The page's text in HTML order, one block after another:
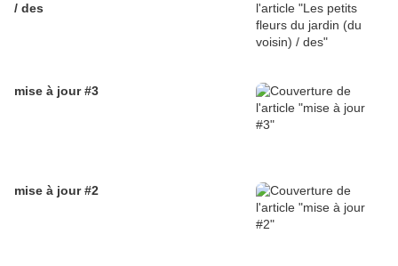
/ des
mise à jour #3
mise à jour #2